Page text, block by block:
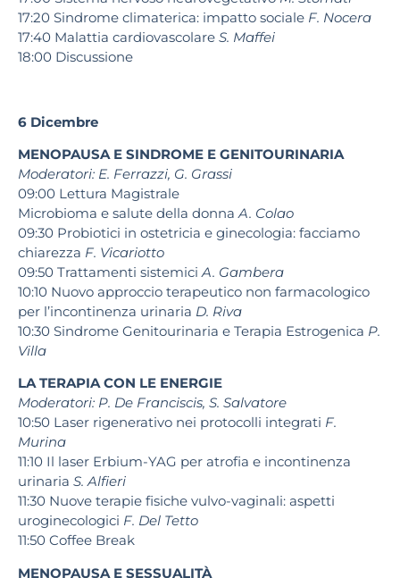
17:20 Sindrome climaterica: impatto sociale F. Nocera
17:40 Malattia cardiovascolare S. Maffei
18:00 Discussione
6 Dicembre
MENOPAUSA E SINDROME E GENITOURINARIA
Moderatori: E. Ferrazzi, G. Grassi
09:00 Lettura Magistrale
Microbioma e salute della donnaA. Colao
09:30 Probiotici in ostetricia e ginecologia: facciamo
chiarezza F. Vicariotto
09:50 Trattamenti sistemiciA. Gambera
10:10 Nuovo approccio terapeutico non farmacologico
per l’incontinenza urinaria D. Riva
10:30 Sindrome Genitourinaria e Terapia Estrogenica P.
Villa
LA TERAPIA CON LE ENERGIE
Moderatori: P. De Franciscis, S. Salvatore
10:50 Laser rigenerativo nei protocolli integrati F.
Murina
11:10 Il laser Erbium-YAG per atrofia e incontinenza
urinaria S. Alfieri
11:30 Nuove terapie fisiche vulvo-vaginali: aspetti
uroginecologici F. Del Tetto
11:50 Coffee Break
MENOPAUSA E SESSUALITÀ